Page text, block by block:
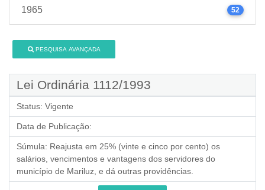
1965 52
PESQUISA AVANÇADA
Lei Ordinária 1112/1993
Status: Vigente
Data de Publicação:
Súmula: Reajusta em 25% (vinte e cinco por cento) os
salários, vencimentos e vantagens dos servidores do
município de Mariluz, e dá outras providências.